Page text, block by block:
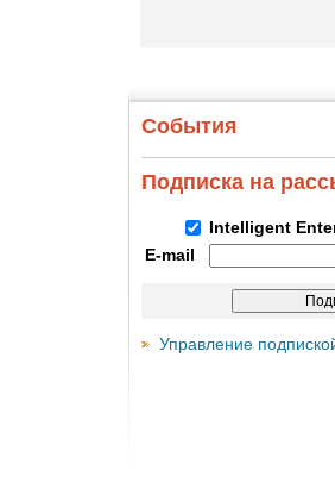
События
Подписка на
Intelligent
E-mail
Управление